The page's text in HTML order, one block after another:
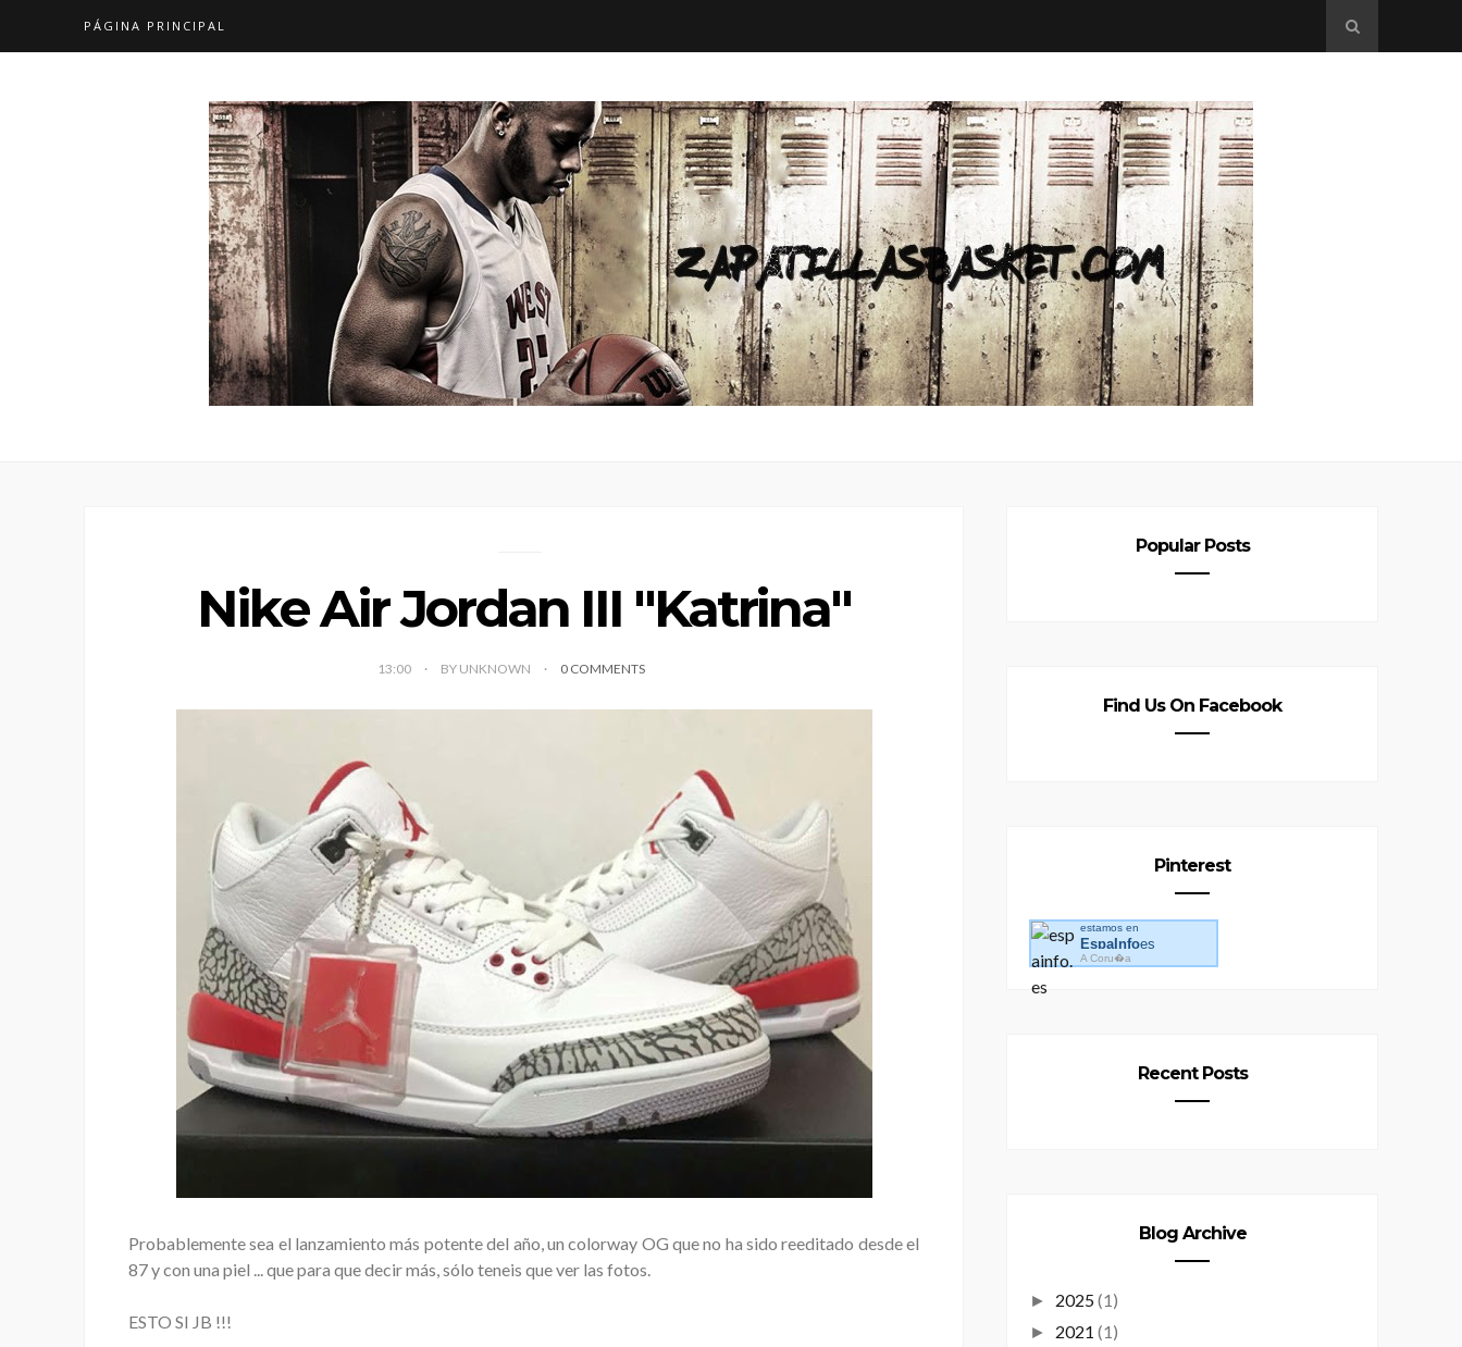
PÁGINA PRINCIPAL
Nike Air Jordan III "Katrina"
13:00 BY UNKNOWN 0 COMMENTS
Probablemente sea el lanzamiento más potente del año, un colorway OG que no ha sido reeditado desde el
87 y con una piel ... que para que decir más, sólo teneis que ver las fotos.
ESTO SI JB !!!
Popular Posts
Find Us On Facebook
Pinterest
estamos en
EspaInfoes
A Coru�a
Recent Posts
Blog Archive
► 2025(1)
► 2021 (1)